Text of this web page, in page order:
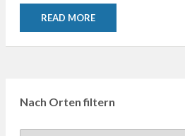
READ MORE
Nach Orten filtern